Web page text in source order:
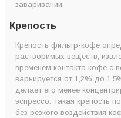
заваривании.
Крепость
Крепость фильтр-кофе
растворимых веществ,
временем контакта кофе с
варьируется от 1,2% до
делает его менее
эспрессо. Такая крепость
без резкого воздействия